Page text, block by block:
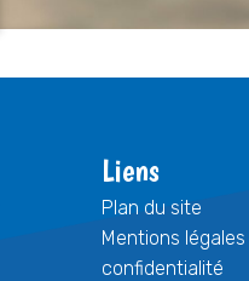
Liens
Plan du site
Mentions
confidentialité